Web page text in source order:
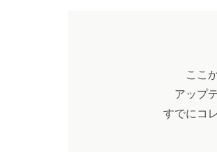
ここ
アップ
すでにコ